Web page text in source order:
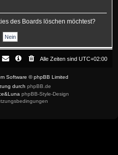
des Boards löschen möchtest?
Alle Zeiten sind UTC+02:00
Software © phpBB Limited
durch phpBB.de
phpBB-Style-Design